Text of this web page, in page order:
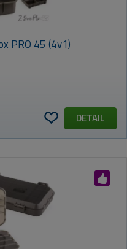
PRO 45 (4v1)
DETAIL